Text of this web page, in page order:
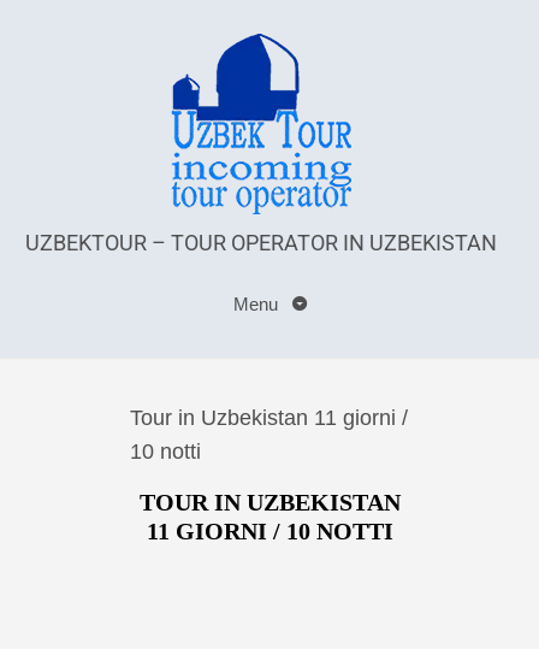
UZBEKTOUR – TOUR OPERATOR IN UZBEKISTAN
Menu
Tour in Uzbekistan 11 giorni /
10 notti
TOUR IN UZBEKISTAN
11 GIORNI / 10 NOTTI